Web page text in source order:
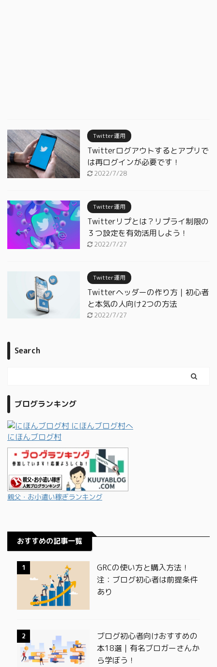
Twitter運用
Twitterログアウトするとアプリで
は再ログインが必要です！
2022/7/28
Twitter運用
Twitterリプとは？リプライ制限の
３つ設定を有効活用しよう！
2022/7/27
Twitter運用
Twitterヘッダーの作り方｜初心者
と本気の人向け2つの方法
2022/7/27
Search
ブログランキング
にほんブログ村
親父・お小遣い稼ぎランキング
おすすめの記事一覧
1
GRCの使い方と購入方法！
注：ブログ初心者は前提条件
あり
2
ブログ初心者向けおすすめの
本18選｜有名ブロガーさんか
ら学ぼう！